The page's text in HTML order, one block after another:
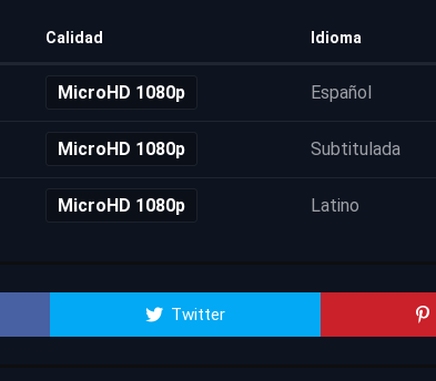
Calidad Idioma
MicroHD 1080p Español
MicroHD 1080p Subtitulada
MicroHD 1080p Latino
Twitter